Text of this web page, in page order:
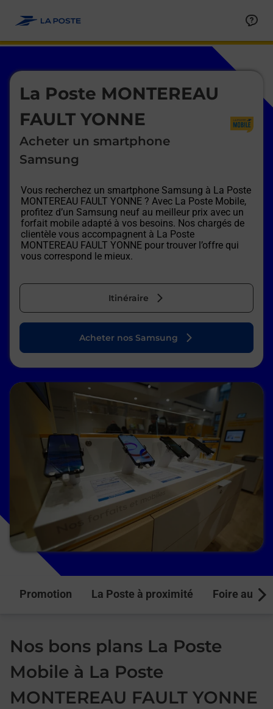
La Poste MONTEREAU
FAULT YONNE
Acheter un smartphone
Samsung
Vous recherchez un smartphone Samsung à La Poste
MONTEREAU FAULT YONNE ? Avec La Poste Mobile,
profitez d’un Samsung neuf au meilleur prix avec un
forfait mobile adapté à vos besoins. Nos chargés de
clientèle vous accompagnent à La Poste
MONTEREAU FAULT YONNE pour trouver l’offre qui
vous correspond le mieux.
Itinéraire
Le lien s'ouvre dans un nouvel onglet
Acheter nos Samsung
Promotion La Poste à proximité Foire aux
Nos bons plans La Poste
Mobile à La Poste
MONTEREAU FAULT YONNE